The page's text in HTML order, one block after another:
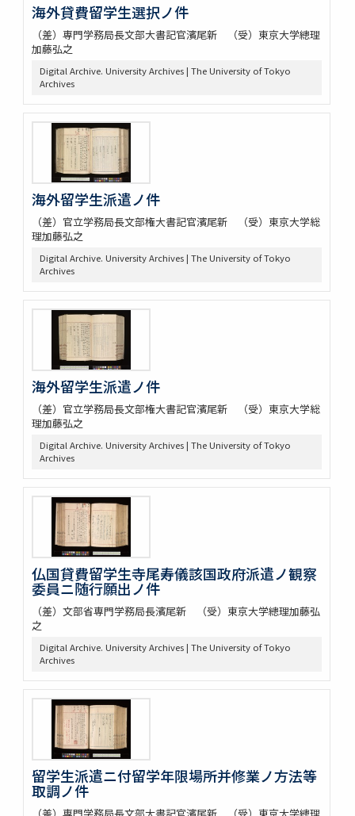
海外貸費留学生選択ノ件
（差）専門学務局長文部大書記官濱尾新 （受）東京大学總理
加藤弘之
Digital Archive. University Archives | The University of Tokyo
Archives
海外留学生派遣ノ件
（差）官立学務局長文部権大書記官濱尾新 （受）東京大学総
理加藤弘之
Digital Archive. University Archives | The University of Tokyo
Archives
海外留学生派遣ノ件
（差）官立学務局長文部権大書記官濱尾新 （受）東京大学総
理加藤弘之
Digital Archive. University Archives | The University of Tokyo
Archives
仏国貸費留学生寺尾寿儀該国政府派遣ノ観察
委員ニ随行願出ノ件
（差）文部省専門学務局長濱尾新 （受）東京大学總理加藤弘
之
Digital Archive. University Archives | The University of Tokyo
Archives
留学生派遣ニ付留学年限場所并修業ノ方法等
取調ノ件